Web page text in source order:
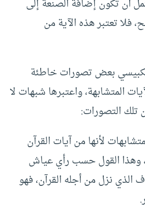
أن تكون إضافة الصنعة إلى
فلا تعتبر هذه الآية من
بعض تصورات خاطئة
المتشابهة، واعتبرها شبهات لا
تلك التصورات:
لأنها من آيات القرآن
وهذا القول حسب رأي عياش
الذي نزل من أجله القرآن، فهو